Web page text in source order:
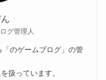
グ管理人
のゲームブログ」の管
扱っています。